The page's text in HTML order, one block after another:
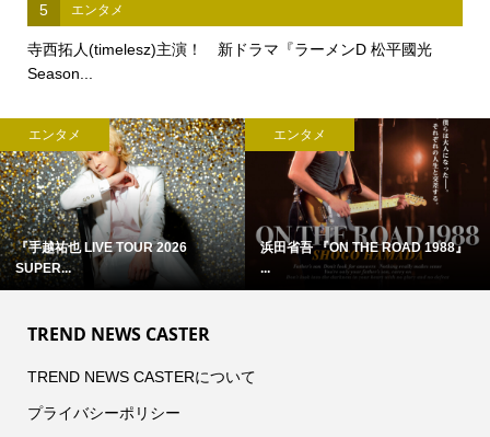
5 エンタメ
寺西拓人(timelesz)主演！ 新ドラマ『ラーメンD 松平國光
Season...
エンタメ
『手越祐也 LIVE TOUR 2026
SUPER...
エンタメ
浜田省吾 『ON THE ROAD 1988』
...
TREND NEWS CASTER
TREND NEWS CASTERについて
プライバシーポリシー